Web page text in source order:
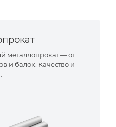
металлопрокат — от
и балок. Качество и